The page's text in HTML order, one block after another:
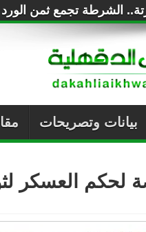
الشرطة تجمع ثمن
بيانات وتصريحات
لحكم العسكر